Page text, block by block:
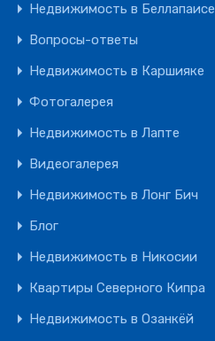
Недвижимость в Беллапаисе
Вопросы-ответы
Недвижимость в Каршияке
Фотогалерея
Недвижимость в Лапте
Видеогалерея
Недвижимость в Лонг Бич
Блог
Недвижимость в Никосии
Квартиры Северного Кипра
Недвижимость в Озанкёй